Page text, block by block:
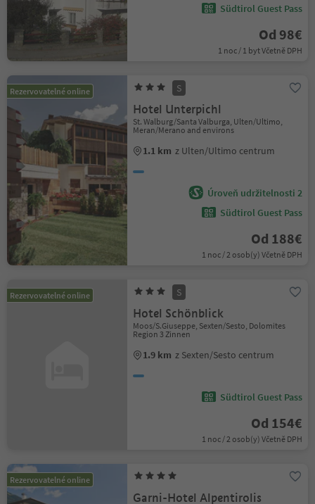
Südtirol Guest Pass
Od 98€
1 noc / 1 byt Včetně DPH
Rezervovatelné online S
Hotel Unterpichl
St. Walburg/Santa Valburga, Ulten/Ultimo,
Meran/Merano and environs
1.1 km z Ulten/Ultimo centrum
Úroveň udržitelnosti 2
Südtirol Guest Pass
Od 188€
1 noc / 2 osob(y) Včetně DPH
Rezervovatelné online S
Hotel Schönblick
Moos/S.Giuseppe, Sexten/Sesto, Dolomites
Region 3 Zinnen
1.9 km z Sexten/Sesto centrum
Südtirol Guest Pass
Od 154€
1 noc / 2 osob(y) Včetně DPH
Rezervovatelné online
Garni-Hotel Alpentirolis